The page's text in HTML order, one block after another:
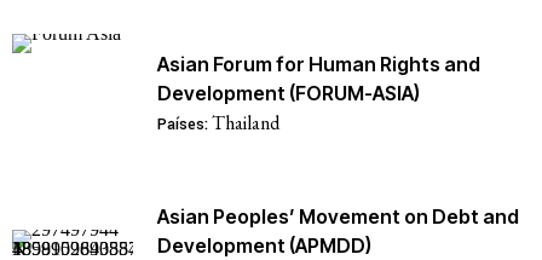
Asian Forum for Human Rights and
Development (FORUM-ASIA)
Países:Thailand
Asian Peoples’ Movement on Debt and
Development (APMDD)